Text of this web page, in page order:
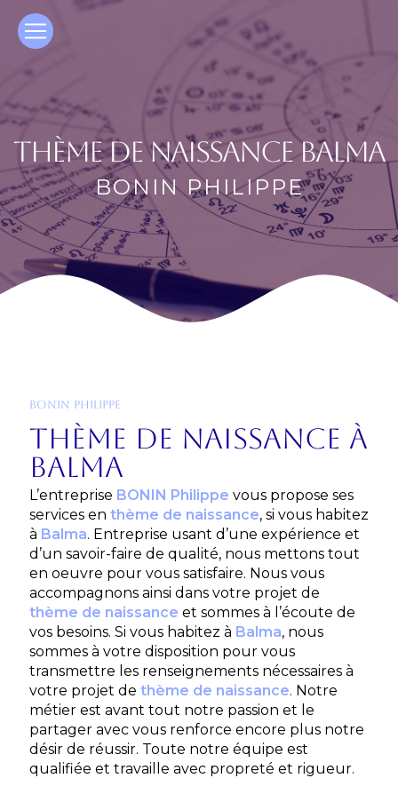
thème de naissance Balma
BONIN PHILIPPE
BONIN PHILIPPE
thème de naissance à
Balma
L’entreprise BONIN Philippe vous propose ses
services en thème de naissance, si vous habitez
à Balma. Entreprise usant d’une expérience et
d’un savoir-faire de qualité, nous mettons tout
en oeuvre pour vous satisfaire. Nous vous
accompagnons ainsi dans votre projet de
thème de naissance et sommes à l’écoute de
vos besoins. Si vous habitez à Balma, nous
sommes à votre disposition pour vous
transmettre les renseignements nécessaires à
votre projet de thème de naissance. Notre
métier est avant tout notre passion et le
partager avec vous renforce encore plus notre
désir de réussir. Toute notre équipe est
qualifiée et travaille avec propreté et rigueur.
Panneau de gestion des cookies